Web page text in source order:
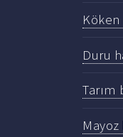
Duru
Tarım